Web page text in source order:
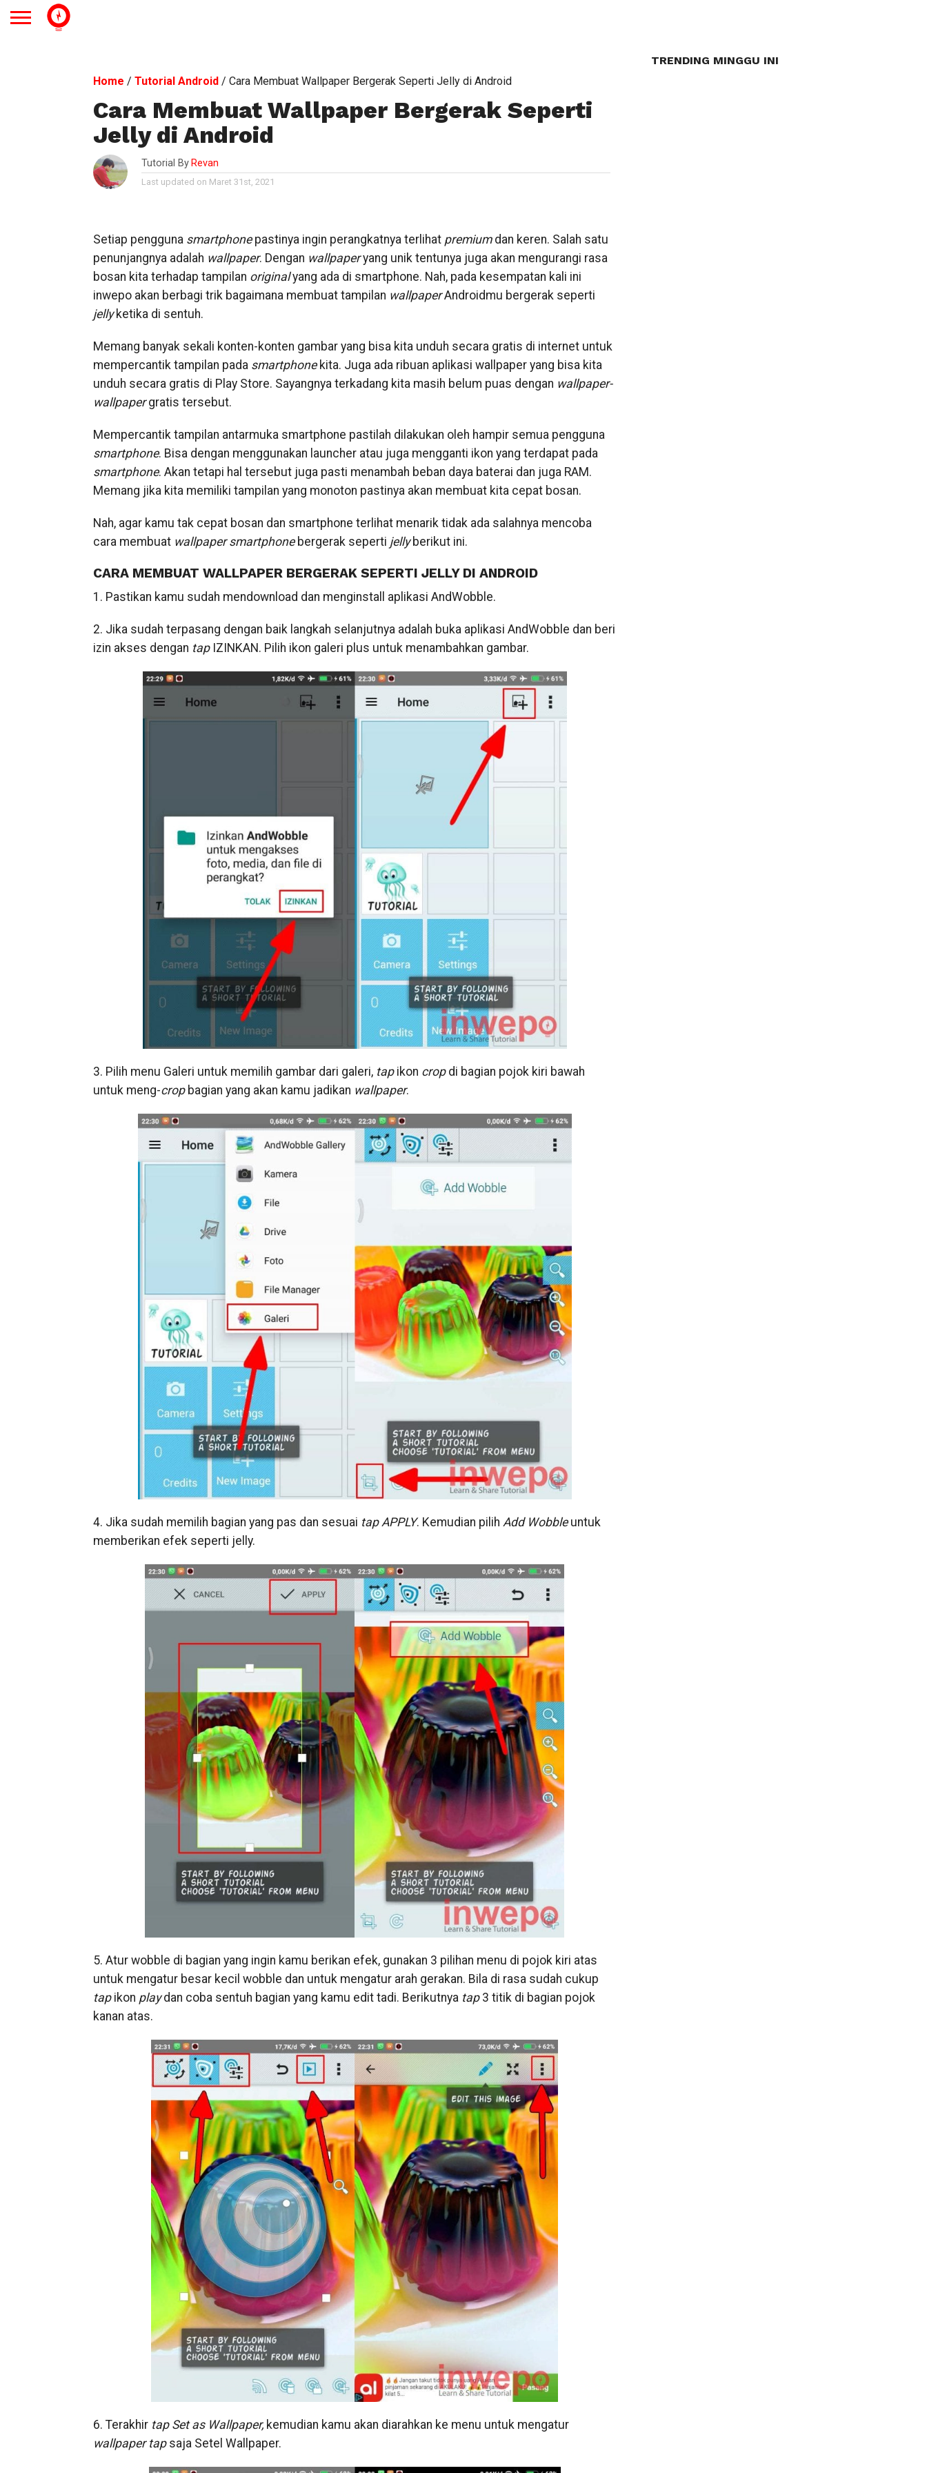
Home / Tutorial Android/ Cara Membuat Wallpaper Bergerak Seperti Jelly di Android
Cara Membuat Wallpaper Bergerak Seperti
Jelly di Android
Tutorial By Revan
Last updated on Maret 31st, 2021
Setiap pengguna smartphonepastinya ingin perangkatnya terlihat premiumdan keren. Salah satu
penunjangnya adalah wallpaper. Dengan wallpaperyang unik tentunya juga akan mengurangi rasa
bosan kita terhadap tampilan originalyang ada di smartphone. Nah, pada kesempatan kali ini
inwepo akan berbagi trik bagaimana membuat tampilan wallpaperAndroidmu bergerak seperti
jellyketika di sentuh.
Memang banyak sekali konten-konten gambar yang bisa kita unduh secara gratis di internet untuk
mempercantik tampilan pada smartphonekita. Juga ada ribuan aplikasi wallpaper yang bisa kita
unduh secara gratis di Play Store. Sayangnya terkadang kita masih belum puas dengan wallpaper-
wallpapergratis tersebut.
Mempercantik tampilan antarmuka smartphone pastilah dilakukan oleh hampir semua pengguna
smartphone. Bisa dengan menggunakan launcher atau juga mengganti ikon yang terdapat pada
smartphone. Akan tetapi hal tersebut juga pasti menambah beban daya baterai dan juga RAM.
Memang jika kita memiliki tampilan yang monoton pastinya akan membuat kita cepat bosan.
Nah, agar kamu tak cepat bosan dan smartphone terlihat menarik tidak ada salahnya mencoba
cara membuat wallpaper smartphonebergerak seperti jellyberikut ini.
CARA MEMBUAT WALLPAPER BERGERAK SEPERTI JELLY DI ANDROID
1. Pastikan kamu sudah mendownload dan menginstall aplikasi AndWobble.
2. Jika sudah terpasang dengan baik langkah selanjutnya adalah buka aplikasi AndWobble dan beri
izin akses dengan tapIZINKAN. Pilih ikon galeri plus untuk menambahkan gambar.
3. Pilih menu Galeri untuk memilih gambar dari galeri, tapikon cropdi bagian pojok kiri bawah
untuk meng-cropbagian yang akan kamu jadikan wallpaper.
4. Jika sudah memilih bagian yang pas dan sesuai tap APPLY. Kemudian pilih Add Wobbleuntuk
memberikan efek seperti jelly.
5. Atur wobble di bagian yang ingin kamu berikan efek, gunakan 3 pilihan menu di pojok kiri atas
untuk mengatur besar kecil wobble dan untuk mengatur arah gerakan. Bila di rasa sudah cukup
tapikon playdan coba sentuh bagian yang kamu edit tadi. Berikutnya tap3 titik di bagian pojok
kanan atas.
6. Terakhir tap Set as Wallpaper,kemudian kamu akan diarahkan ke menu untuk mengatur
wallpaper tapsaja Setel Wallpaper.
TRENDING MINGGU INI